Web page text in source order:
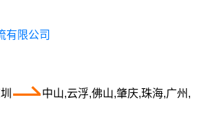
有限公司
中山,云浮,佛山,肇庆,珠海,广州,